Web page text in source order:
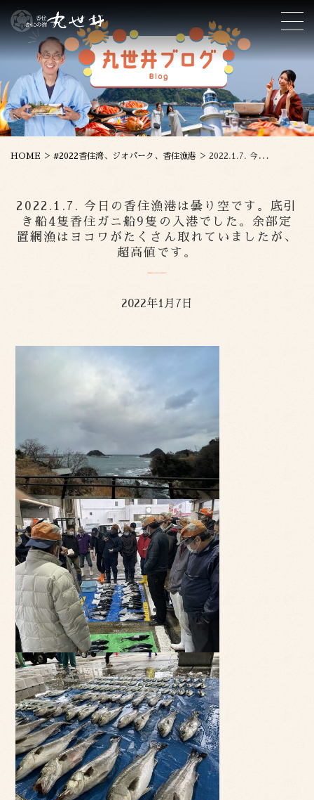
HOME > #2022香住湾、ジオパーク、香住漁港 > 2022.1.7. 今日の香住漁港は曇り空です。底引き船4隻香住ガニ船9隻の入港でした。余部定置網漁はヨコワがたくさん取れていましたが、超高値です。
2022.1.7. 今日の香住漁港は曇り空です。底引
き船4隻香住ガニ船9隻の入港でした。余部定
置網漁はヨコワがたくさん取れていましたが、
超高値です。
2022年1月7日